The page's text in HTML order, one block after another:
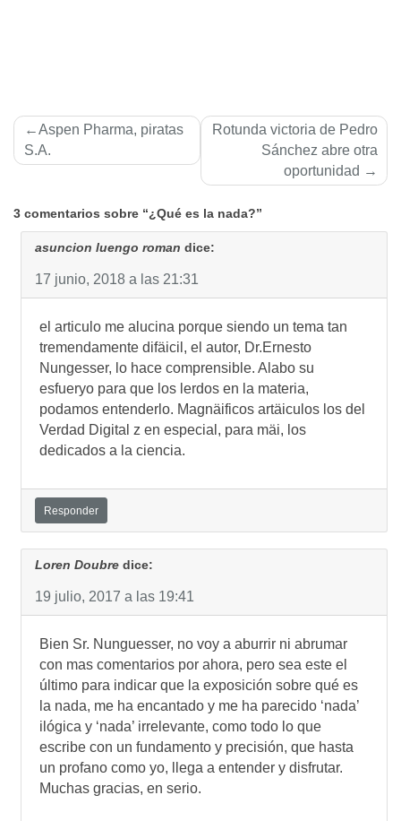
Navegación
de
Aspen Pharma, piratas
S.A.
Rotunda victoria de Pedro
Sánchez abre otra
oportunidad
3 comentarios sobre “¿Qué es la nada?”
asuncion luengo roman dice:
17 junio, 2018 a las 21:31
el articulo me alucina porque siendo un tema tan
tremendamente difäicil, el autor, Dr.Ernesto
Nungesser, lo hace comprensible. Alabo su
esfueryo para que los lerdos en la materia,
podamos entenderlo. Magnäificos artäiculos los del
Verdad Digital z en especial, para mäi, los
dedicados a la ciencia.
Responder
Loren Doubre dice:
19 julio, 2017 a las 19:41
Bien Sr. Nunguesser, no voy a aburrir ni abrumar
con mas comentarios por ahora, pero sea este el
último para indicar que la exposición sobre qué es
la nada, me ha encantado y me ha parecido ‘nada’
ilógica y ‘nada’ irrelevante, como todo lo que
escribe con un fundamento y precisión, que hasta
un profano como yo, llega a entender y disfrutar.
Muchas gracias, en serio.